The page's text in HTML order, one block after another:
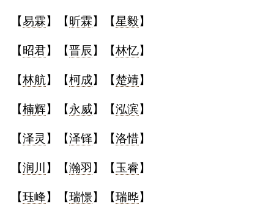
【易霖】【 昕霖】【星毅】
【 昭君】【晋辰 】【林忆】
【林航】【柯成】【楚靖】
【楠辉】【永威】【泓滨】
【泽灵 】【泽铎】【洛惜】
【润川 】【瀚羽 】【玉睿】
【珏峰】【瑞憬】【瑞晔】